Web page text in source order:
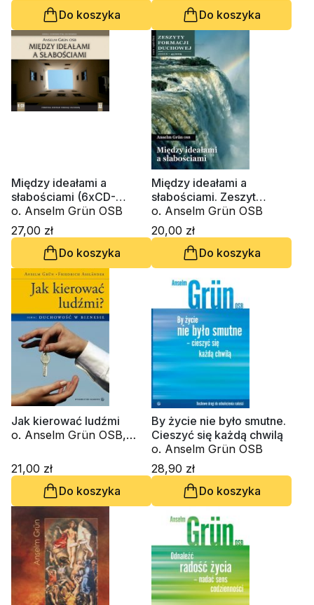
Do koszyka
Do koszyka
Między ideałami a
słabościami (6xCD-
audiobook)o. Anselm Grün OSB
27,00 zł
Do koszyka
Między ideałami a
słabościami. Zeszyt
Formacji Duchowej nr 45
o. Anselm Grün OSB
20,00 zł
Do koszyka
Jak kierować ludźmi
o. Anselm Grün OSB,
21,00 zł
Do koszyka
By życie nie było smutne.
Cieszyć się każdą chwilą
o. Anselm Grün OSB
28,90 zł
Do koszyka